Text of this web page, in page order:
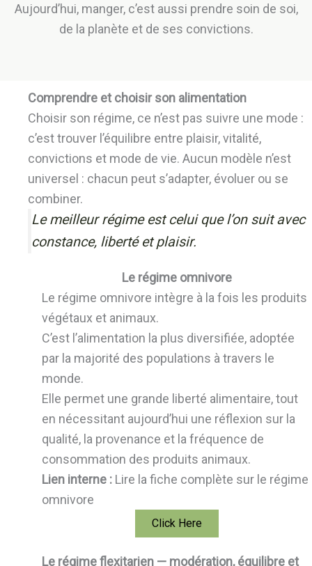
Aujourd’hui, manger, c’est aussi prendre soin de soi,
de la planète et de ses convictions.
Comprendre et choisir son alimentation
Choisir son régime, ce n’est pas suivre une mode :
c’est trouver l’équilibre entre plaisir, vitalité,
convictions et mode de vie. Aucun modèle n’est
universel : chacun peut s’adapter, évoluer ou se
combiner.
Le meilleur régime est celui que l’on suit avec
constance, liberté et plaisir.
Le régime omnivore
Le régime omnivore intègre à la fois les produits
végétaux et animaux.
C’est l’alimentation la plus diversifiée, adoptée
par la majorité des populations à travers le
monde.
Elle permet une grande liberté alimentaire, tout
en nécessitant aujourd’hui une réflexion sur la
qualité, la provenance et la fréquence de
consommation des produits animaux.
Lien interne :Lire la fiche complète sur le régime
omnivore
Click Here
Le régime flexitarien — modération, équilibre et